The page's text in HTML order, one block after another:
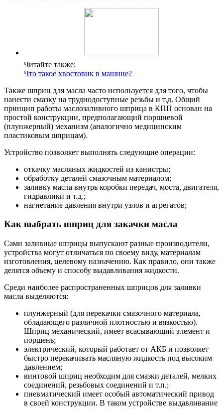
Читайте также:
Что такое хвостовик в машине?
Также шприц для масла часто используется для того, чтобы
нанести смазку на труднодоступные резьбы и т.д. Общий
принцип работы маслозаливного шприца в КПП основан на
простой конструкции, предполагающий поршневой
(плунжерный) механизм (аналогично медицинским
пластиковым шприцам).
Устройство позволяет выполнять следующие операции:
откачку масляных жидкостей из канистры;
обработку деталей смазочным материалом;
заливку масла внутрь коробки передач, моста, двигателя,
гидравлики и т.д.;
нагнетание давления внутри узлов и агрегатов;
Как выбрать шприц для закачки масла
Сами заливные шприцы выпускают разные производители,
устройства могут отличаться по своему виду, материалам
изготовления, целевому назначению. Как правило, они также
делятся объему и способу выдавливания жидкости.
Среди наиболее распространенных шприцов для заливки
масла выделяются:
плунжерный (для перекачки смазочного материала,
обладающего различной плотностью и вязкостью).
Шприц механический, имеет всасывающий элемент и
поршень;
электрический, который работает от АКБ и позволяет
быстро перекачивать масляную жидкость под высоким
давлением;
винтовой шприц необходим для смазки деталей, мелких
соединений, резьбовых соединений и т.п.;
пневматический имеет особый автоматический привод
в своей конструкции. В таком устройстве выдавливание